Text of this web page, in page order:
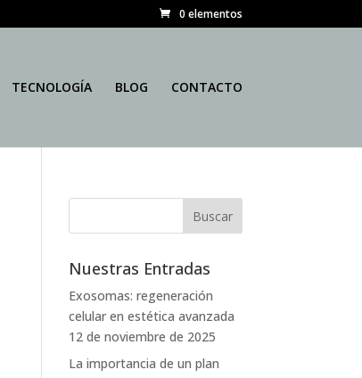
0 elementos
TECNOLOGÍA BLOG CONTACTO
Nuestras Entradas
Exosomas: regeneración
celular en estética avanzada
12 de noviembre de 2025
La importancia de un plan